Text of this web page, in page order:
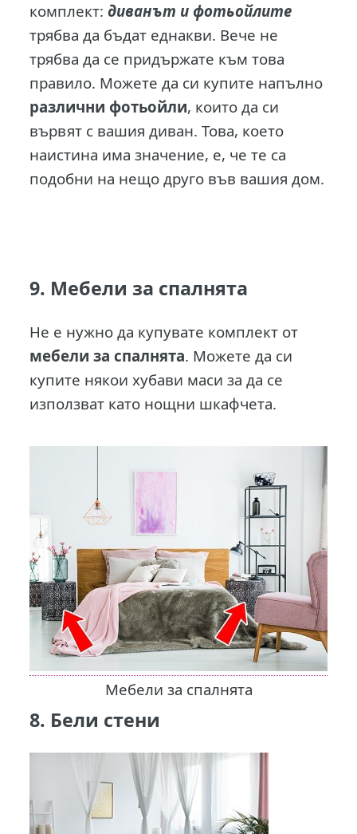
комплект:диванът и фотьойлите
трябва да бъдат еднакви. Вече не
трябва да се придържате към това
правило. Можете да си купите напълно
различни фотьойли, които да си
вървят с вашия диван. Това, което
наистина има значение, е, че те са
подобни на нещо друго във вашия дом.
9. Мебели за спалнята
Не е нужно да купувате комплект от
мебели за спалнята. Можете да си
купите някои хубави маси за да се
използват като нощни шкафчета.
Мебели за спалнята
8. Бели стени